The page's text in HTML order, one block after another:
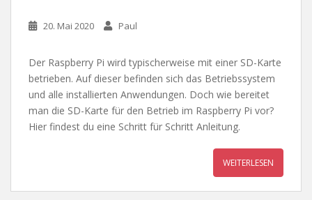
20. Mai 2020 Paul
Der Raspberry Pi wird typischerweise mit einer SD-Karte
betrieben. Auf dieser befinden sich das Betriebssystem
und alle installierten Anwendungen. Doch wie bereitet
man die SD-Karte für den Betrieb im Raspberry Pi vor?
Hier findest du eine Schritt für Schritt Anleitung.
WEITERLESEN